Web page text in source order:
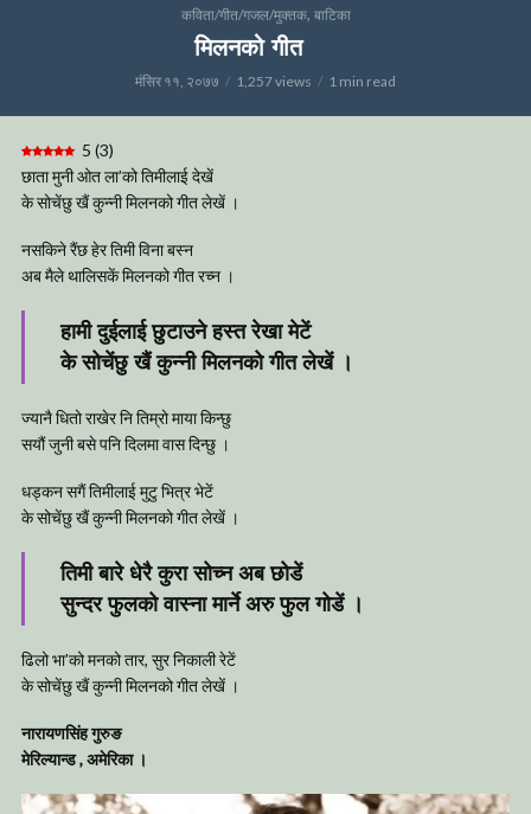
कविता/गीत/गजल/मुक्तक, बाटिका
मिलनको गीत
मंसिर ११, २०७७ 1,257 views 1 min read
5 (3)
छाता मुनी ओत ला’को तिमीलाई देखें
के सोचेंछु खैं कुन्नी मिलनको गीत लेखें ।
नसकिने रैंछ हेर तिमी विना बस्न
अब मैले थालिसकें मिलनको गीत रच्न ।
हामी दुईलाई छुटाउने हस्त रेखा मेटें
के सोचेंछु खैं कुन्नी मिलनको गीत लेखें ।
ज्यानै धितो राखेर नि तिम्रो माया किन्छु
सयौं जुनी बसे पनि दिलमा वास दिन्छु ।
धड्कन सगैं तिमीलाई मुटु भित्र भेटें
के सोचेंछु खैं कुन्नी मिलनको गीत लेखें ।
तिमी बारे धेरै कुरा सोच्न अब छोडें
सुन्दर फुलको वास्ना मार्ने अरु फुल गोडें ।
ढिलो भा’को मनको तार, सुर निकाली रेटें
के सोचेंछु खैं कुन्नी मिलनको गीत लेखें ।
नारायणसिंह गुरुङ
मेरिल्यान्ड , अमेरिका ।